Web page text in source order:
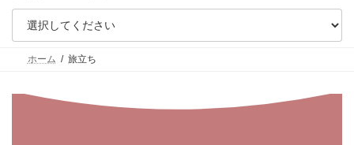
ホーム 旅立ち